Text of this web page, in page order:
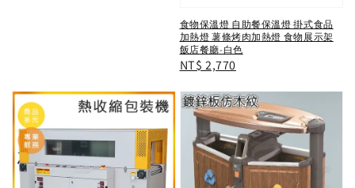
食物保溫燈 自助餐保溫燈 掛式食品
加熱燈 薯條烤肉加熱燈 食物展示架
飯店餐廳-白色
Regular
NT$ 2,770